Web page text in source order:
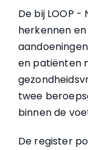
De bij LOOP
herkennen
en patiënten
twee
binnen de
De register